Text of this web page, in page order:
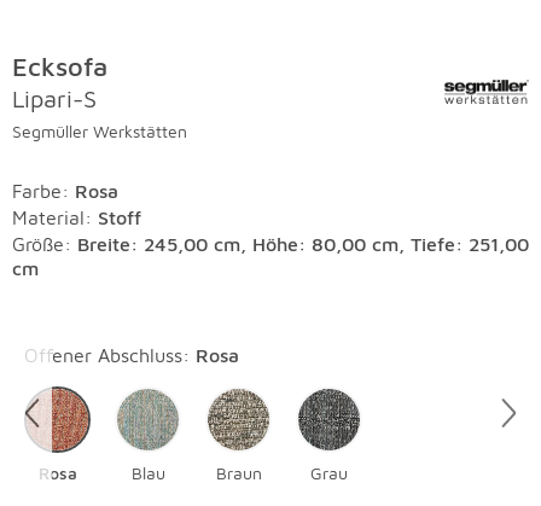
Ecksofa
Lipari-S
Segmüller Werkstätten
Farbe: Rosa
Material: Stoff
Größe: Breite: 245,00 cm, Höhe: 80,00 cm, Tiefe: 251,00
cm
Offener Abschluss: Rosa
Rosa Blau Braun Grau